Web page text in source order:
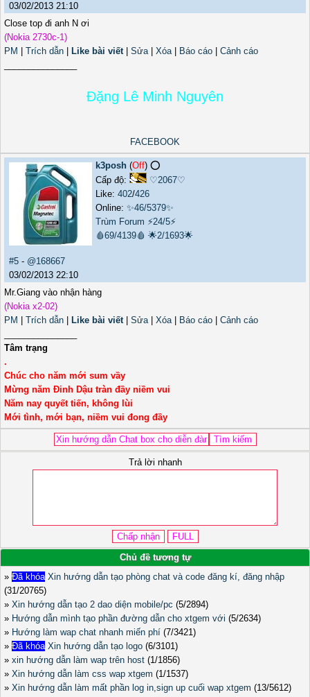
03/02/2013 21:10
Close top đi anh N ơi
(Nokia 2730c-1)
PM
Trích dẫn Like bài viết| Sửa| Xóa| Báo cáo
Cảnh cáo
Đặng Lê Minh Nguyên
FACEBOOK
k3posh (Off) ⭕️
Cấp độ:
♡2067♡
Like: 402/426
Online: ✨46/5379✨
Trùm Forum ⚡24/5⚡
🩸69/4139🩸 🌟2/1693🌟
#5 - @168667
03/02/2013 22:10
Mr.Giang vào nhận hàng
(Nokia x2-02)
PM
Trích dẫn Like bài viết| Sửa| Xóa| Báo cáo
Cảnh cáo
Tâm trạng
.
Chúc cho năm mới sum vầy
Mừng năm Đinh Dậu tràn đầy niềm vui
Năm nay quyết tiến, không lùi
Mới tình, mới bạn, niềm vui đong đầy
Trả lời nhanh
Chủ đề tương tự
» Đã khóa Xin hướng dẫn tạo phòng chat và code đăng kí, đăng nhập
(31/20765)
» Xin hướng dẫn tạo 2 dao diện mobile/pc (5/2894)
» Hướng dẫn mình tạo phần đường dẫn cho xtgem với (5/2634)
» Hướng làm wap chat nhanh miến phí (7/3421)
» Đã khóa Xin hướng dẫn tạo logo (6/3101)
» xin hướng dẫn làm wap trên host (1/1856)
» Xin hướng dẫn làm css wap xtgem (1/1537)
» Xin hướng dẫn làm mất phần log in,sign up cuối wap xtgem (13/5612)